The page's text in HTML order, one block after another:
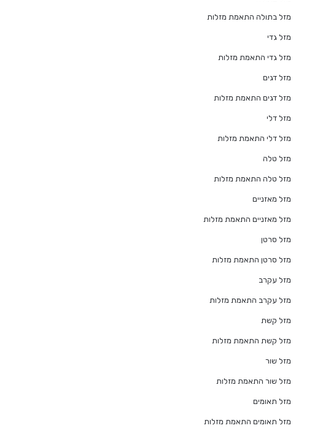
מזל בתולה התאמת מזלות
מזל גדי
מזל גדי התאמת מזלות
מזל דגים
מזל דגים התאמת מזלות
מזל דלי
מזל דלי התאמת מזלות
מזל טלה
מזל טלה התאמת מזלות
מזל מאזניים
מזל מאזניים התאמת מזלות
מזל סרטן
מזל סרטן התאמת מזלות
מזל עקרב
מזל עקרב התאמת מזלות
מזל קשת
מזל קשת התאמת מזלות
מזל שור
מזל שור התאמת מזלות
מזל תאומים
מזל תאומים התאמת מזלות